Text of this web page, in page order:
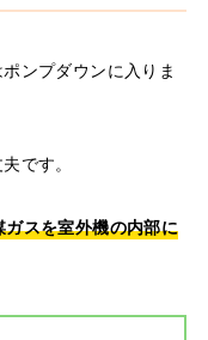
ンプダウンに入りま
です。
スを室外機の内部に